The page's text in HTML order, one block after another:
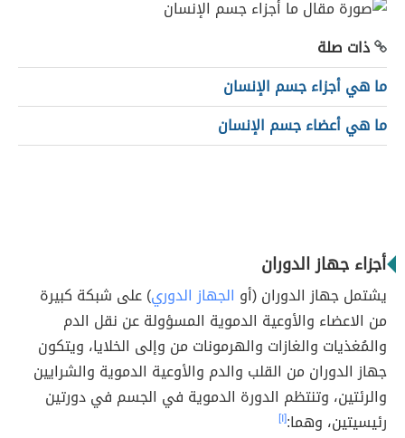
ذات صلة
ما هي أجزاء جسم الإنسان
ما هي أعضاء جسم الإنسان
أجزاء جهاز الدوران
يشتمل جهاز الدوران (أو الجهاز الدوري) على شبكة كبيرة
من الاعضاء والأوعية الدموية المسؤولة عن نقل الدم
والمُغذيات والغازات والهرمونات من وإلى الخلايا، ويتكون
جهاز الدوران من القلب والدم والأوعية الدموية والشرايين
والرئتين، وتنتظم الدورة الدموية في الجسم في دورتين
رئيسيتين، وهما:[١]